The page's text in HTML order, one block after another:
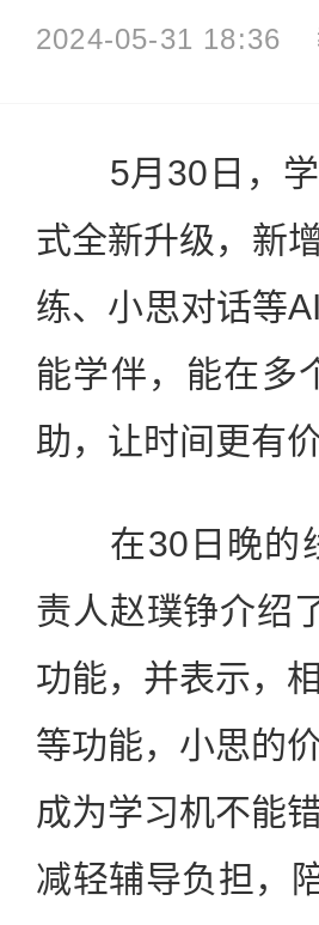
2024-05-31 18:36
5月30日，学
式全新升级，新
练、小思对话等
能学伴，能在多
助，让时间更有价
在30日晚的线
责人赵璞铮介绍
功能，并表示，
等功能，小思的
成为学习机不能
减轻辅导负担，